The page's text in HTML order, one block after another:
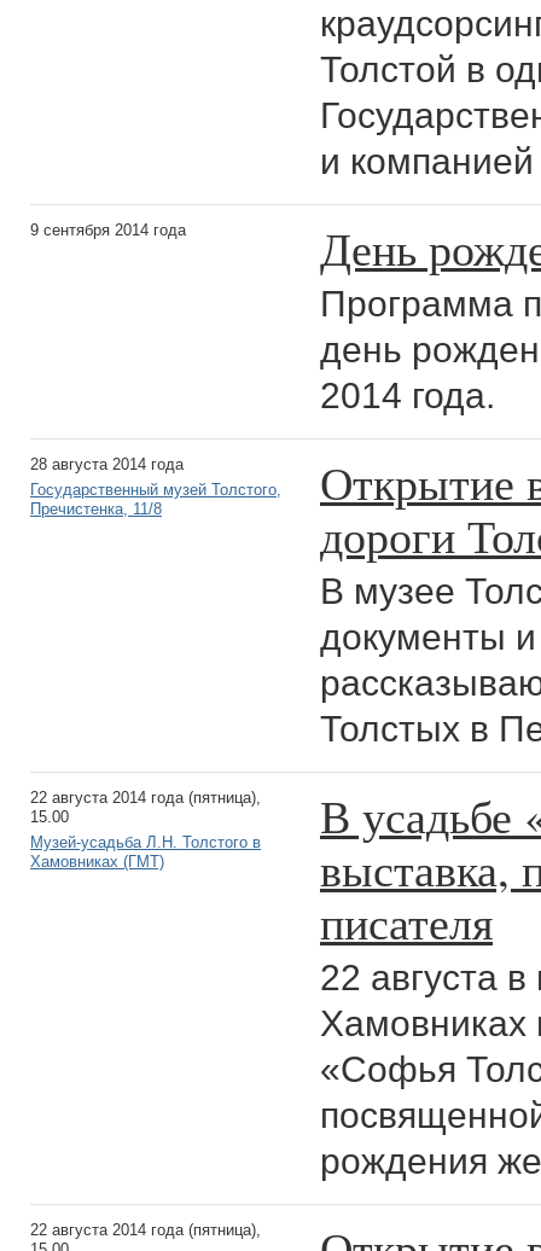
Толстой в
и компанией
9 сентября 2014 года День
Программа
день
2014 года.
28 августа 2014 года
Государственный музей Толстого,
Пречистенка, 11/8
Открытие
дороги
В музее
документы
Толстых в
22 августа 2014 года (пятница),
15.00
Музей-усадьба Л.Н. Толстого в
Хамовниках (ГМТ)
В усадьбе
выставка,
писателя
22 августа
Хамовниках
«Софья
рождения
22 августа 2014 года (пятница),